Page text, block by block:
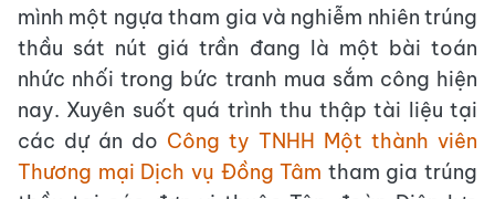
mình một ngựa tham gia và nghiễm nhiên trúng
thầu sát nút giá trần đang là một bài toán
nhức nhối trong bức tranh mua sắm công hiện
nay. Xuyên suốt quá trình thu thập tài liệu tại
các dự án do Công ty TNHH Một thành viên
Thương mại Dịch vụ Đồng Tâm tham gia trúng